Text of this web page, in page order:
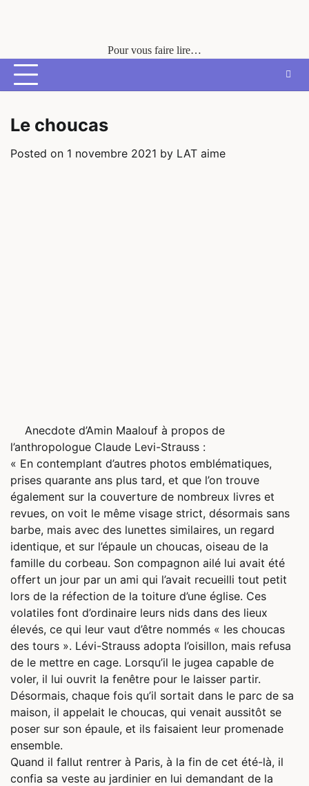
Pour vous faire lire…
Le choucas
Posted on 1 novembre 2021 by LAT aime
Anecdote d’Amin Maalouf à propos de
l’anthropologue Claude Levi-Strauss :
« En contemplant d’autres photos emblématiques,
prises quarante ans plus tard, et que l’on trouve
également sur la couverture de nombreux livres et
revues, on voit le même visage strict, désormais sans
barbe, mais avec des lunettes similaires, un regard
identique, et sur l’épaule un choucas, oiseau de la
famille du corbeau. Son compagnon ailé lui avait été
offert un jour par un ami qui l’avait recueilli tout petit
lors de la réfection de la toiture d’une église. Ces
volatiles font d’ordinaire leurs nids dans des lieux
élevés, ce qui leur vaut d’être nommés « les choucas
des tours ». Lévi-Strauss adopta l’oisillon, mais refusa
de le mettre en cage. Lorsqu’il le jugea capable de
voler, il lui ouvrit la fenêtre pour le laisser partir.
Désormais, chaque fois qu’il sortait dans le parc de sa
maison, il appelait le choucas, qui venait aussitôt se
poser sur son épaule, et ils faisaient leur promenade
ensemble.
Quand il fallut rentrer à Paris, à la fin de cet été-là, il
confia sa veste au jardinier en lui demandant de la